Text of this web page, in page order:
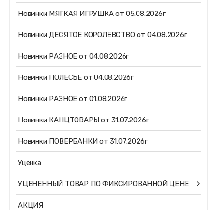
Новинки МЯГКАЯ ИГРУШКА от 05.08.2026г
Новинки ДЕСЯТОЕ КОРОЛЕВСТВО от 04.08.2026г
Новинки РАЗНОЕ от 04.08.2026г
Новинки ПОЛЕСЬЕ от 04.08.2026г
Новинки РАЗНОЕ от 01.08.2026г
Новинки КАНЦТОВАРЫ от 31.07.2026г
Новинки ПОВЕРБАНКИ от 31.07.2026г
Уценка
УЦЕНЕННЫЙ ТОВАР ПО ФИКСИРОВАННОЙ ЦЕНЕ
АКЦИЯ